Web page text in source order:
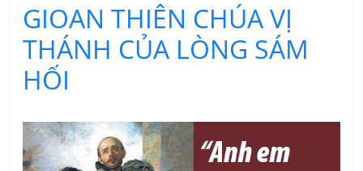
GIOAN THIÊN CHÚA VỊ
THÁNH CỦA LÒNG SÁM
HỐI